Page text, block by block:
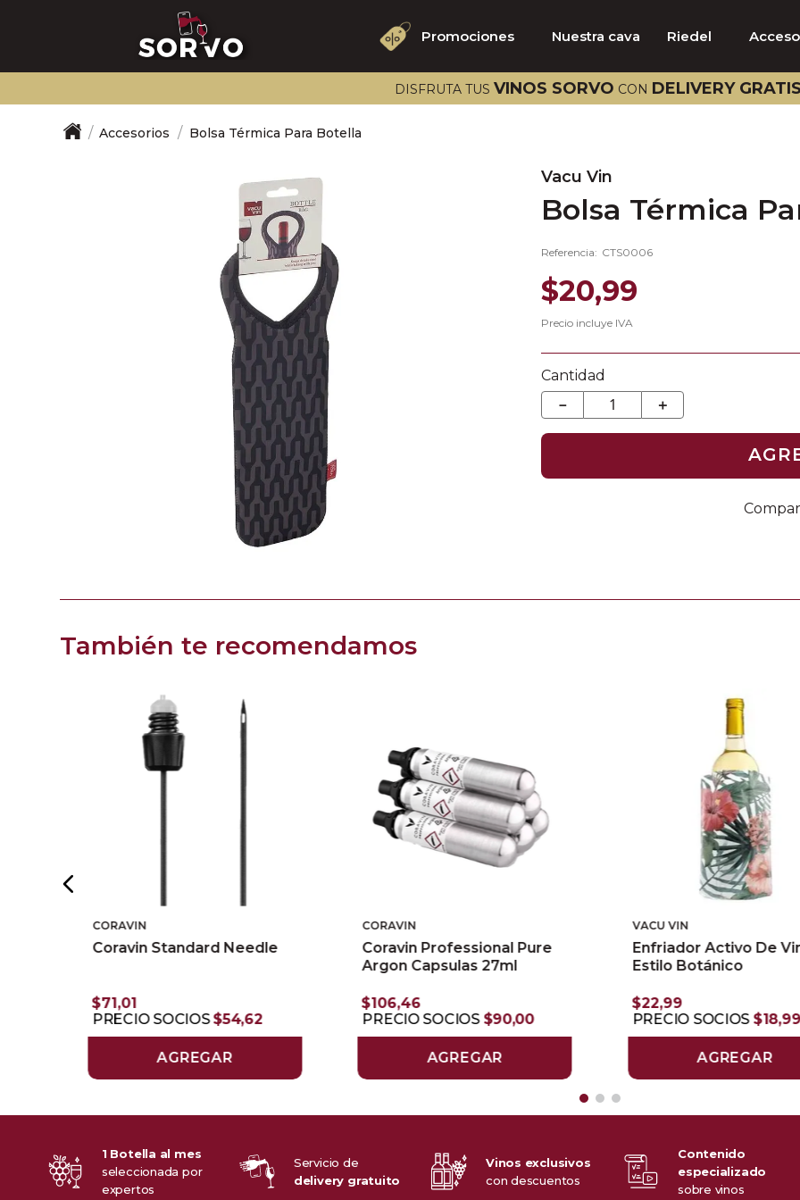
Promociones Nuestra cava Riedel
DISFRUTA TUS VINOS SORVO CON DELIVERY
Accesorios Bolsa Térmica Para Botella
Vacu Vin
Bolsa Térmica
Referencia: CTS0006
$20,99
Precio incluye IVA
Cantidad
＋
－
También te recomendamos
CORAVIN
Coravin Standard Needle
$71,01
PRECIO SOCIOS$54,62
AGREGAR
CORAVIN
Coravin Professional Pure
Argon Capsulas 27ml
$106,46
PRECIO SOCIOS $90,00
AGREGAR
VACU VIN
Enfriador Activo De
Estilo Botánico
$22,99
PRECIO SOCIOS $18,99
AGREGAR
1 Botella al mes
seleccionada por
expertos
Servicio de
delivery gratuito
Vinos exclusivos
con descuentos
Contenido
especializado
sobre vinos
TÉRMINOS MÁS BUSCADOS
pazo señorans
brancaia